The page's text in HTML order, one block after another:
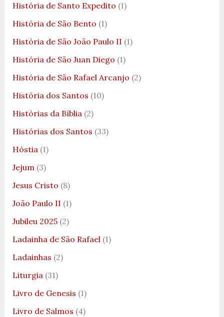
História de Santo Expedito (1)
História de São Bento (1)
História de São João Paulo II (1)
História de São Juan Diego (1)
História de São Rafael Arcanjo (2)
História dos Santos (10)
Histórias da Bíblia(2)
Histórias dos Santos (33)
Hóstia(1)
Jejum(3)
Jesus Cristo (8)
João Paulo II (1)
Jubileu 2025(2)
Ladainha de São Rafael(1)
Ladainhas (2)
Liturgia(31)
Livro de Genesis (1)
Livro de Salmos (4)